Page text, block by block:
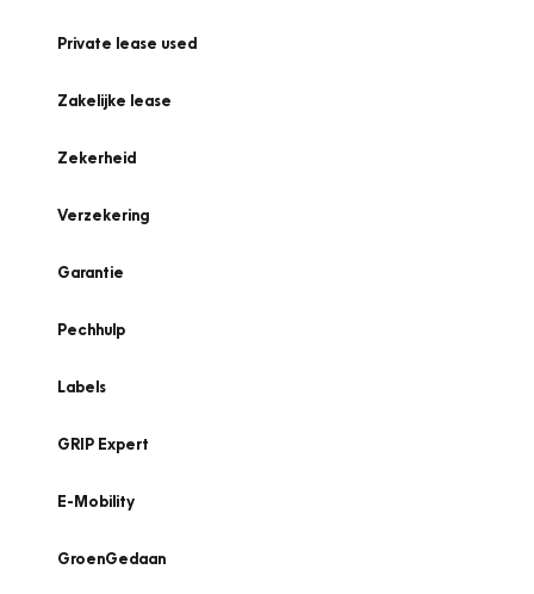
Private lease used
Zakelijke lease
Zekerheid
Verzekering
Garantie
Pechhulp
Labels
GRIP Expert
E-Mobility
GroenGedaan